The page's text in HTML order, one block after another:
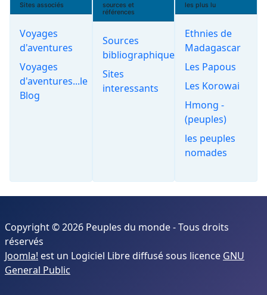
Sites associés
Voyages
d'aventures
Voyages
d'aventures...le
Blog
sources et
références
Sources
bibliographiques
Sites
interessants
les plus lu
Ethnies de
Madagascar
Les Papous
Les Korowai
Hmong -
(peuples)
les peuples
nomades
Copyright © 2026 Peuples du monde - Tous droits
réservés
Joomla! est un Logiciel Libre diffusé sous licence GNU
General Public